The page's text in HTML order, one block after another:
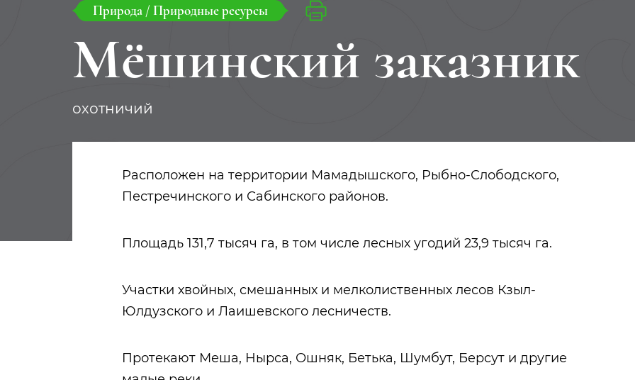
Природа / Природные ресурсы
Мёшинский заказник
охотничий
Расположен на территории Мамадышского, Рыбно-Слободского,
Пестречинского и Сабинского районов.
Площадь 131,7 тысяч га, в том числе лесных угодий 23,9 тысяч га.
Участки хвойных, смешанных и мелколиственных лесов Кзыл-
Юлдузского и Лаишевского лесничеств.
Протекают Меша, Нырса, Ошняк, Бетька, Шумбут, Берсут и другие